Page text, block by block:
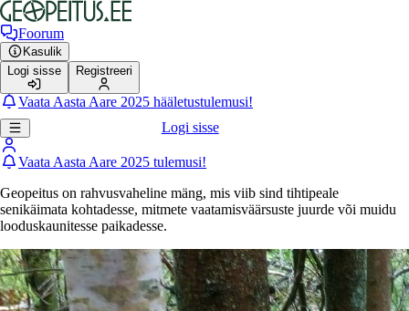
Foorum
Kasulik
Logi sisse
Registreeri
Vaata Aasta Aare 2025 hääletustulemusi!
Logi sisse
Vaata Aasta Aare 2025 tulemusi!
Geopeitus on rahvusvaheline mäng, mis viib sind tihtipeale
senikäimata kohtadesse, mitmete vaatamisväärsuste juurde või muidu
looduskaunitesse paikadesse.